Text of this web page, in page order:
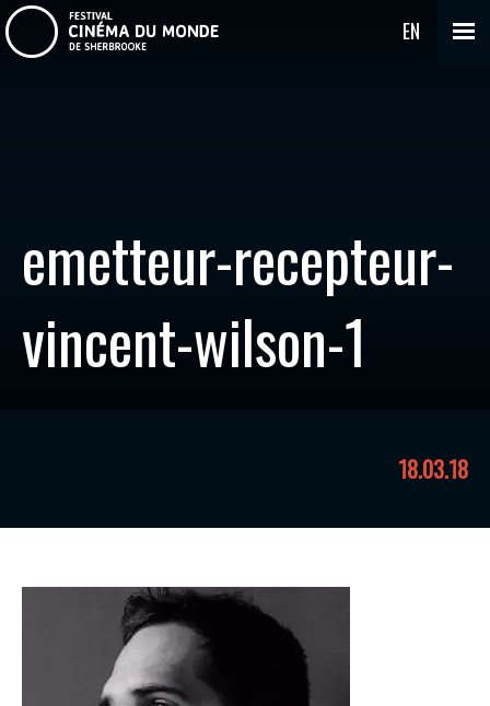
EN
emetteur-recepteur-
vincent-wilson-1
18.03.18